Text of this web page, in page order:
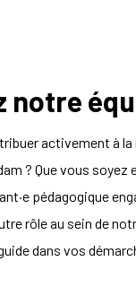
notre
activement à
? Que vous soyez
pédagogique
rôle au sein de
dans vos